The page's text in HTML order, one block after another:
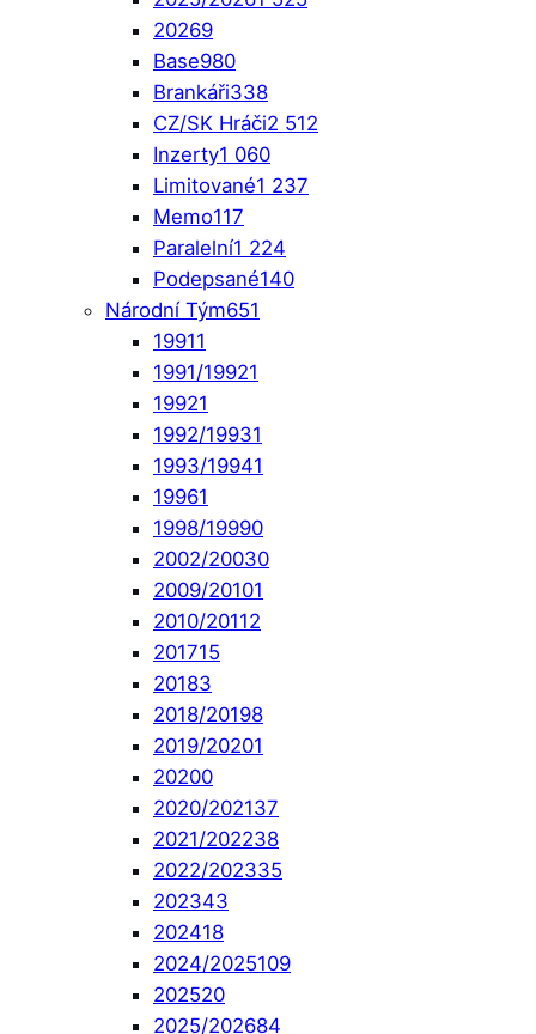
20269
Base980
Brankáři338
CZ/SK Hráči2 512
Inzerty1 060
Limitované1 237
Memo117
Paralelní1 224
Podepsané140
Národní Tým651
19911
1991/19921
19921
1992/19931
1993/19941
19961
1998/19990
2002/20030
2009/20101
2010/20112
201715
20183
2018/20198
2019/20201
20200
2020/202137
2021/202238
2022/202335
202343
202418
2024/2025109
202520
2025/202684